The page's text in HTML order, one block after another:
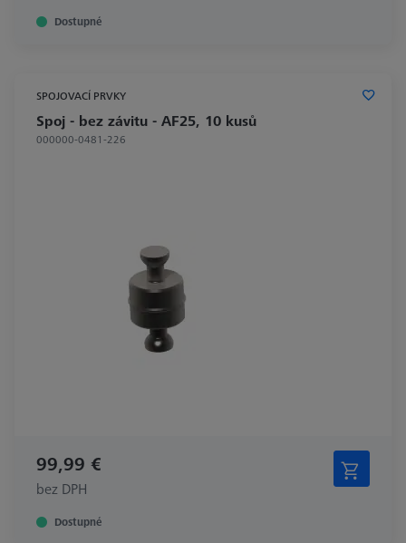
Dostupné
SPOJOVACÍ PRVKY
Spoj - bez závitu - AF25, 10 kusů
000000-0481-226
99,99 €
bez DPH
Dostupné